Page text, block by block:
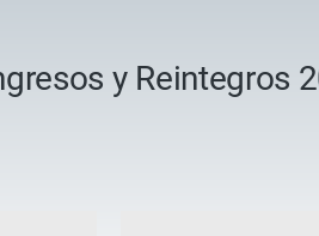
y Reintegros